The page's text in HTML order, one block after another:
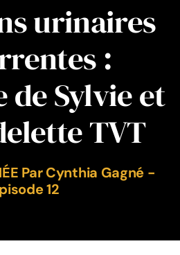
urinaires
:
de Sylvie et
TVT
Par Cynthia Gagné -
12